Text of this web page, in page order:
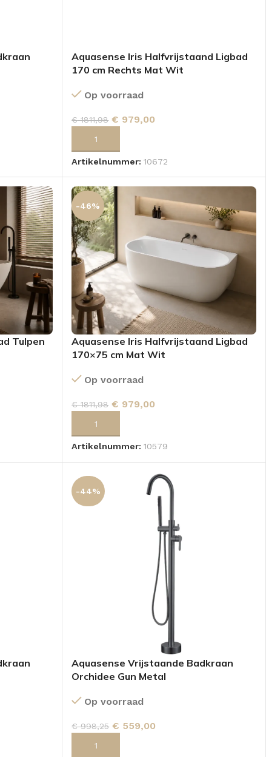
Aquasense Iris Halfvrijstaand Ligbad
170 cm Rechts Mat Wit
Op voorraad
€1811,98 € 979,00
TOEVOEGEN AAN WINKELWAGEN
Artikelnummer:10672
Tulpen
-46%
Aquasense Iris Halfvrijstaand Ligbad
170×75 cm Mat Wit
Op voorraad
€1811,98 € 979,00
TOEVOEGEN AAN WINKELWAGEN
Artikelnummer:10579
-44%
Aquasense Vrijstaande Badkraan
Orchidee Gun Metal
Op voorraad
€998,25 € 559,00
TOEVOEGEN AAN WINKELWAGEN